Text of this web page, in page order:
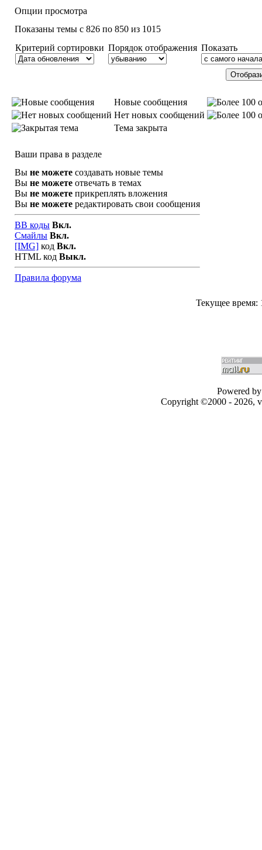
Опции просмотра
Показаны темы с 826 по 850 из 1015
Критерий сортировки Порядок отображения Показать
Новые сообщения
Нет новых сообщений
Тема закрыта
Ваши права в разделе
Вы не можете создавать новые темы
Вы не можете отвечать в темах
Вы не можете прикреплять вложения
Вы не можете редактировать свои сообщения
BB коды Вкл.
Смайлы Вкл.
[IMG] код Вкл.
HTML код Выкл.
Правила форума
Текущее время:
Powered
Copyright ©2000 - 2026,